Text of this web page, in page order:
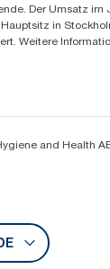
Der Umsatz im
in
Weitere
and Health